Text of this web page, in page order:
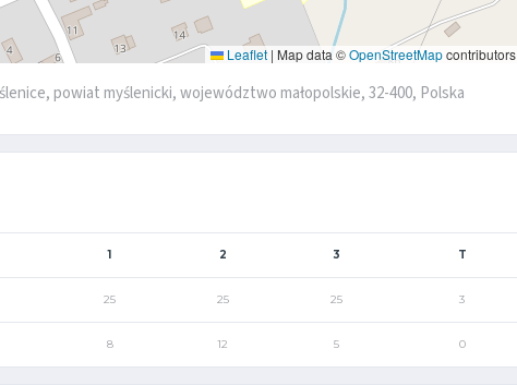
Leaflet | Map data ©OpenStreetMapcontributors
powiat myślenicki, województwo małopolskie, 32-400, Polska
1 2 3 T
25 25 25 3
8 12 5 0